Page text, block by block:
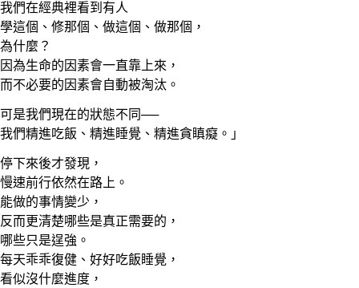
我們在經典裡看到有人
學這個、修那個、做這個、做那個，
為什麼？
因為生命的因素會一直靠上來，
而不必要的因素會自動被淘汰。
可是我們現在的狀態不同──
我們精進吃飯、精進睡覺、精進貪瞋癡。」
停下來後才發現，
慢速前行依然在路上。
能做的事情變少，
反而更清楚哪些是真正需要的，
哪些只是逞強。
每天乖乖復健、好好吃飯睡覺，
看似沒什麼進度，